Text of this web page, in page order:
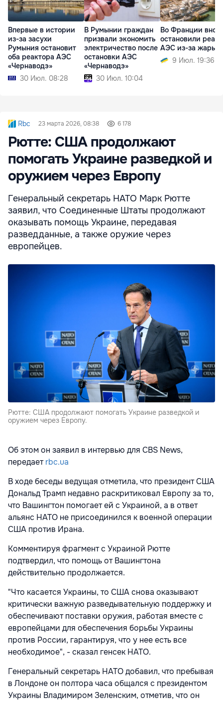
Впервые в истории
из-за засухи
Румыния остановит
оба реактора АЭС
«Чернаводэ»
30 Июл. 08:28
В Румынии граждан
призвали экономить
электричество после
остановки АЭС
«Чернаводэ»
30 Июл. 10:04
Во Франции
остановили
АЭС из-за жары
9 Июл. 19:36
Rbc 23 марта 2026, 08:38 6 178
Рютте: США продолжают
помогать Украине разведкой и
оружием через Европу
Генеральный секретарь НАТО Марк Рютте
заявил, что Соединенные Штаты продолжают
оказывать помощь Украине, передавая
разведданные, а также оружие через
европейцев.
Рютте: США продолжают помогать Украине разведкой и
оружием через Европу.
Об этом он заявил в интервью для CBS News,
передаетrbc.ua
В ходе беседы ведущая отметила, что президент США
Дональд Трамп недавно раскритиковал Европу за то,
что Вашингтон помогает ей с Украиной, а в ответ
альянс НАТО не присоединился к военной операции
США против Ирана.
Комментируя фрагмент с Украиной Рютте
подтвердил, что помощь от Вашингтона
действительно продолжается.
"Что касается Украины, то США снова оказывают
критически важную разведывательную поддержку и
обеспечивают поставки оружия, работая вместе с
европейцами для обеспечения борьбы Украины
против России, гарантируя, что у нее есть все
необходимое", - сказал генсек НАТО.
Генеральный секретарь НАТО добавил, что пребывая
в Лондоне он полтора часа общался с президентом
Украины Владимиром Зеленским, отметив, что он